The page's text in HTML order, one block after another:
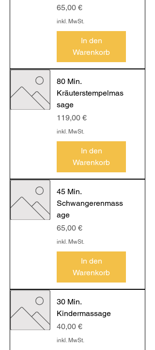
Preis
65,00 €
inkl. MwSt.
In den
Warenkorb
80 Min.
Kräuterstempelmas
sage
Preis
119,00 €
inkl. MwSt.
In den
Warenkorb
45 Min.
Schwangerenmass
age
Preis
65,00 €
inkl. MwSt.
In den
Warenkorb
30 Min.
Kindermassage
Preis
40,00 €
inkl. MwSt.